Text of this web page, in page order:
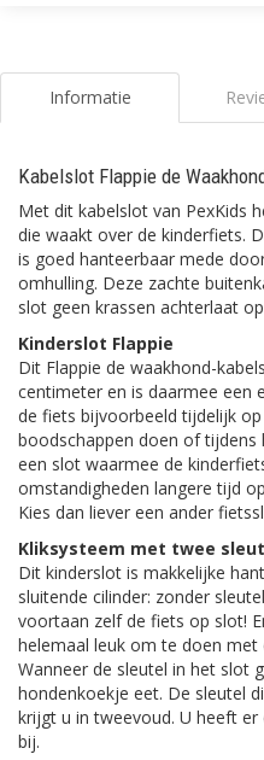
Informatie
Kabelslot Flappie de
Met dit kabelslot van PexKids
die waakt over de kinderfiets.
is goed hanteerbaar mede
omhulling. Deze zachte
slot geen krassen achterlaat
Kinderslot Flappie
Dit Flappie de waakhond-
centimeter en is daarmee een
de fiets bijvoorbeeld tijdelijk
boodschappen doen of tijdens
een slot waarmee de
omstandigheden langere tijd
Kies dan liever een ander
Kliksysteem met twee
Dit kinderslot is makkelijke
sluitende cilinder: zonder
voortaan zelf de fiets op slot!
helemaal leuk om te doen met
Wanneer de sleutel in het slot
hondenkoekje eet. De sleutel
krijgt u in tweevoud. U heeft
bij.